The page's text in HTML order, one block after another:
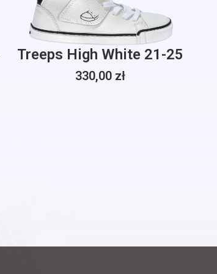
Treeps High White 21-25
330,00 zł